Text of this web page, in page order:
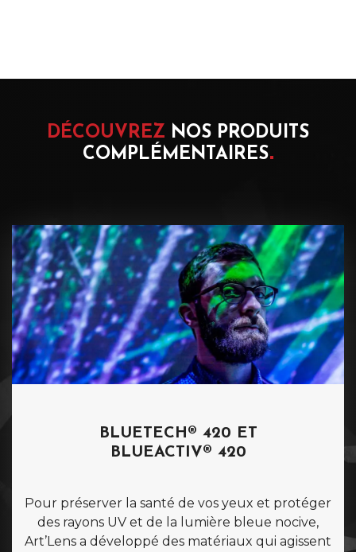
DÉCOUVREZ NOS PRODUITS
COMPLÉMENTAIRES
BLUETECH® 420 ET
BLUEACTIV® 420
Pour préserver la santé de vos yeux et protéger
des rayons UV et de la lumière bleue nocive,
Art’Lens a développé des matériaux qui agissent